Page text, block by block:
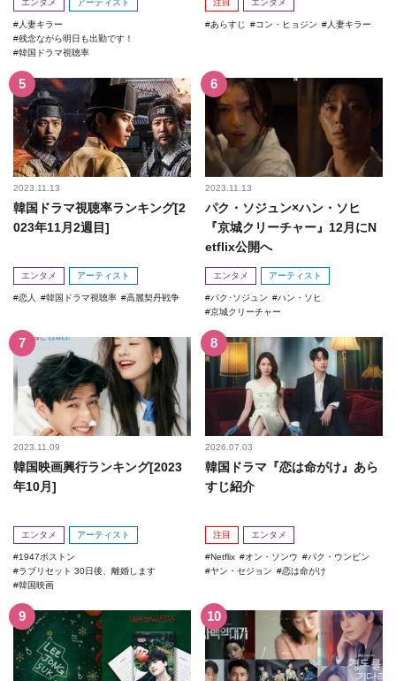
エンタメ アーティスト
人妻キラー
残念ながら明日も出勤です！
韓国ドラマ視聴率
注目 エンタメ
あらすじ コン・ヒョジン 人妻キラー
2023.11.13
韓国ドラマ視聴率ランキング[2
023年11月2週目]
エンタメ アーティスト
恋人 韓国ドラマ視聴率 高麗契丹戦争
2023.11.13
パク・ソジュン×ハン・ソヒ
『京城クリーチャー』12月にN
etflix公開へ
エンタメ アーティスト
パク･ソジュン
ハン・ソヒ
京城クリーチャー
2023.11.09
韓国映画興行ランキング[2023
年10月]
エンタメ アーティスト
1947ボストン
ラブリセット 30日後、離婚します
韓国映画
2026.07.03
韓国ドラマ『恋は命がけ』あら
すじ紹介
注目 エンタメ
Netflix オン・ソンウ
パク・ウンビン
ヤン・セジョン
恋は命がけ